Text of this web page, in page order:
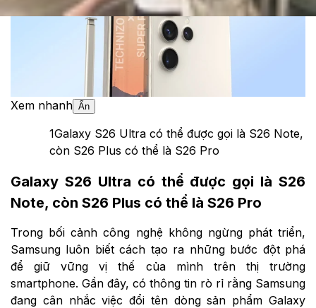
Xem nhanh Ẩn
1Galaxy S26 Ultra có thể được gọi là S26 Note,
còn S26 Plus có thể là S26 Pro
Galaxy S26 Ultra có thể được gọi là S26
Note, còn S26 Plus có thể là S26 Pro
Trong bối cảnh công nghệ không ngừng phát triển,
Samsung luôn biết cách tạo ra những bước đột phá
để giữ vững vị thế của mình trên thị trường
smartphone. Gần đây, có thông tin rò rỉ rằng Samsung
đang cân nhắc việc đổi tên dòng sản phẩm Galaxy